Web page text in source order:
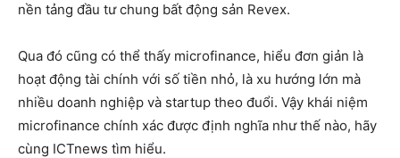
nền tảng đầu tư chung bất động sản Revex.
Qua đó cũng có thể thấy microfinance, hiểu đơn giản là
hoạt động tài chính với số tiền nhỏ, là xu hướng lớn mà
nhiều doanh nghiệp và startup theo đuổi. Vậy khái niệm
microfinance chính xác được định nghĩa như thế nào, hãy
cùng ICTnews tìm hiểu.